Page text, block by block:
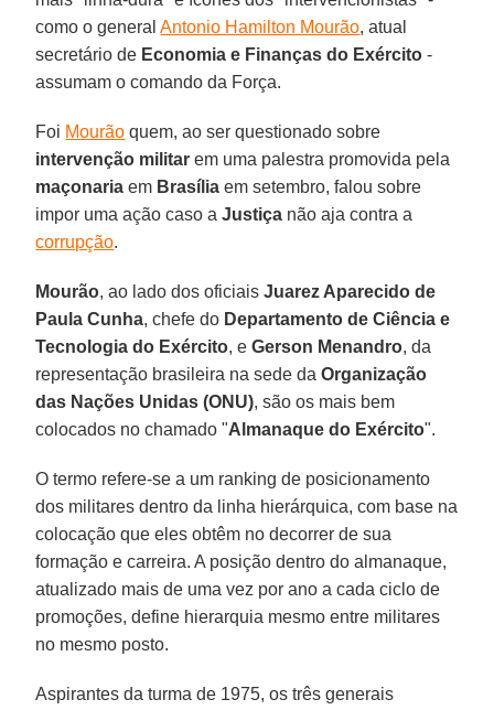
como o generalAntonio Hamilton Mourão, atual
secretário de Economia e Finanças do Exército -
assumam o comando da Força.
Foi Mourão quem, ao ser questionado sobre
intervenção militar em uma palestra promovida pela
maçonaria em Brasília em setembro, falou sobre
impor uma ação caso aJustiça não aja contra a
corrupção.
Mourão, ao lado dos oficiaisJuarez Aparecido de
Paula Cunha, chefe do Departamento de Ciência e
Tecnologia do Exército, eGerson Menandro, da
representação brasileira na sede daOrganização
das Nações Unidas (ONU), são os mais bem
colocados no chamado "Almanaque do Exército".
O termo refere-se a um ranking de posicionamento
dos militares dentro da linha hierárquica, com base na
colocação que eles obtêm no decorrer de sua
formação e carreira. A posição dentro do almanaque,
atualizado mais de uma vez por ano a cada ciclo de
promoções, define hierarquia mesmo entre militares
no mesmo posto.
Aspirantes da turma de 1975, os três generais